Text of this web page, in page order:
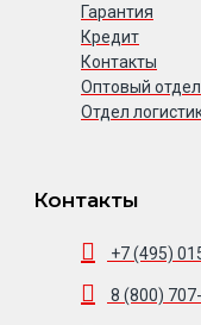
Гарантия
Кредит
Контакты
Оптовый отдел
Отдел
Контакты
+7 (495)
8 (800)